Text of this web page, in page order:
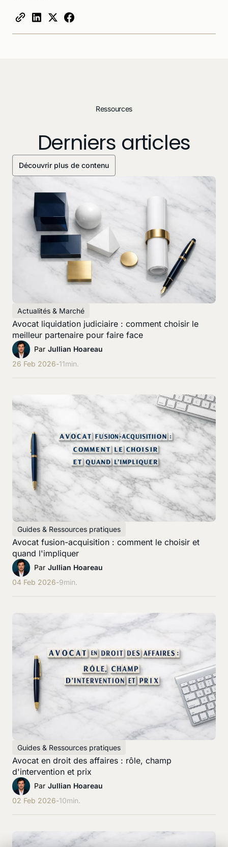
Ressources
Derniers articles
Découvrir plus de contenu
Actualités & Marché
Avocat liquidation judiciaire : comment choisir le
meilleur partenaire pour faire face
Par Jullian Hoareau
26 Feb 2026-11min.
Guides & Ressources pratiques
Avocat fusion-acquisition : comment le choisir et
quand l'impliquer
Par Jullian Hoareau
04 Feb 2026-9min.
Guides & Ressources pratiques
Avocat en droit des affaires : rôle, champ
d'intervention et prix
Par Jullian Hoareau
02 Feb 2026-10min.